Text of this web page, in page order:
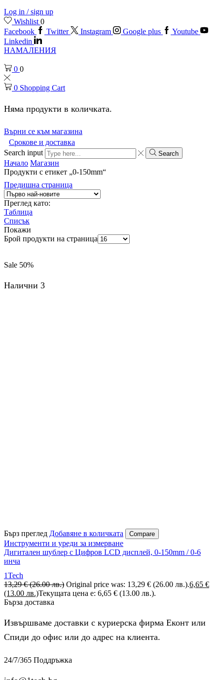
Log in / sign up
Wishlist 0
Facebook
Twitter Instagram Google plus
Youtube
Linkedin
НАМАЛЕНИЯ
0 0
0 Shopping Cart
Няма продукти в количката.
Върни се към магазина
Срокове и доставка
Search input
Search
Начало Магазин
Продукти с етикет „0-150mm“
Предишна страница
Преглед като:
Таблица
Списък
Покажи
Брой продукти на страница
Sale 50%
Налични 3
Бърз преглед Добавяне в количката Compare
Инструменти и уреди за измерване
Дигитален шублер с Цифров LCD дисплей, 0-150mm / 0-6
инча
1Tech
13,29€ (26.00 лв.) Original price was: 13,29 € (26.00 лв.).6,65 €
(13.00 лв.)Текущата цена е: 6,65 € (13.00 лв.).
Бърза доставка
Извършваме доставки с куриерска фирма Еконт или
Спиди до офис или до адрес на клиента.
24/7/365 Поддръжка